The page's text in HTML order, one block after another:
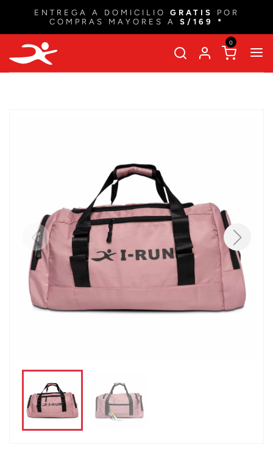
ENTREGA A DOMICILIO GRATIS
POR
COMPRAS MAYORES A S/169 *
0